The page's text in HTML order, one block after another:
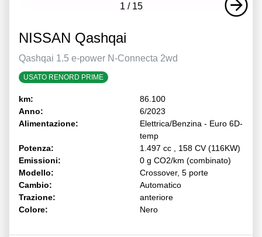
1 / 15
NISSAN Qashqai
Qashqai 1.5 e-power N-Connecta 2wd
USATO RENORD PRIME
km:
86.100
Anno:
6/2023
Alimentazione:
Elettrica/Benzina - Euro 6D-
temp
Potenza:
1.497 cc , 158 CV (116KW)
Emissioni:
0 g CO2/km (combinato)
Modello:
Crossover, 5 porte
Cambio:
Automatico
Trazione:
anteriore
Colore:
Nero